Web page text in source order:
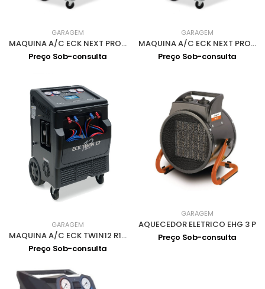
GARAGEM
MAQUINA A/C ECK NEXT PRO 1234yf
Preço Sob-consulta
GARAGEM
MAQUINA A/C ECK NEXT PRO R134a
Preço Sob-consulta
GARAGEM
MAQUINA A/C ECK TWIN12 R134/R1234
Preço Sob-consulta
GARAGEM
AQUECEDOR ELETRICO EHG 3 P
Preço Sob-consulta